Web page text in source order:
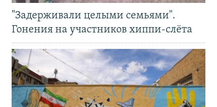
"Задерживали целыми семьями".
Гонения на участников хиппи-слёта